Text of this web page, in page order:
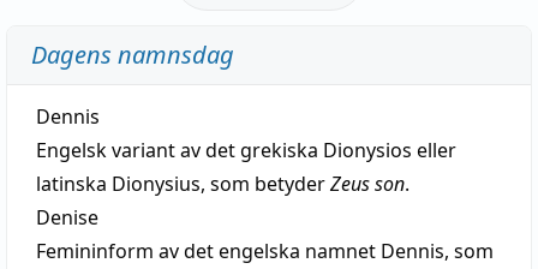
Dagens namnsdag
Dennis
Engelsk variant av det grekiska Dionysios eller
latinska Dionysius, som betyderZeus son.
Denise
Femininform av det engelska namnet Dennis, som